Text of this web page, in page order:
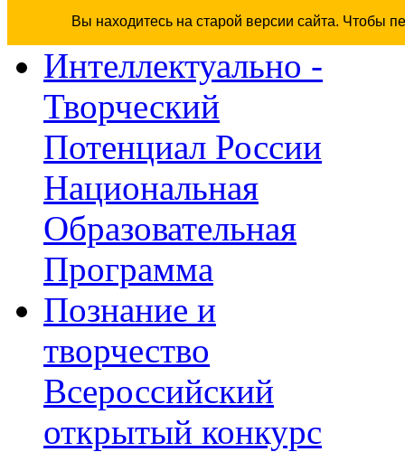
Вы находитесь на старой версии сайта. Чтобы
Интеллектуально -
Творческий
Потенциал России
Национальная
Образовательная
Программа
Познание и
творчество
Всероссийский
открытый конкурс